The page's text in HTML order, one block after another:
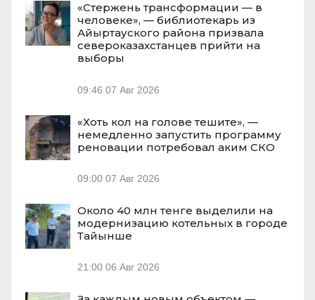
«Стержень трансформации — в
человеке», — библиотекарь из
Айыртауского района призвала
североказахстанцев прийти на
выборы
09:46 07 Авг 2026
«Хоть кол на голове тешите», —
немедленно запустить программу
реновации потребовал аким СКО
09:00 07 Авг 2026
Около 40 млн тенге выделили на
модернизацию котельных в городе
Тайынше
21:00 06 Авг 2026